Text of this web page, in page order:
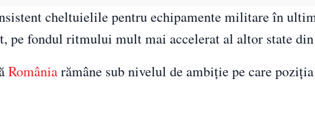
cheltuielile pentru echipamente militare în
pe fondul ritmului mult mai accelerat al altor state
Româniarămâne sub nivelul de ambiție pe care